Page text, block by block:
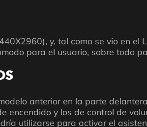
y, tal como se vio en
para el usuario, sobre todo
anterior en la parte
encendido y los de control de
utilizarse para activar el